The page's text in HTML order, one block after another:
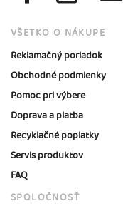
VŠETKO O NÁKUPE
Reklamačný poriadok
Obchodné podmienky
Pomoc pri výbere
Doprava a platba
Recyklačné poplatky
Servis produktov
FAQ
SPOLOČNOSŤ